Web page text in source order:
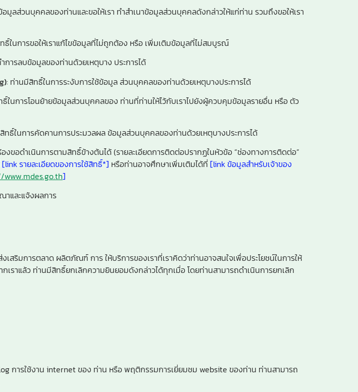
มูลส่วนบุคคลของท่านและขอให้เรา ทำสำเนาข้อมูลส่วนบุคคลดังกล่าวให้แก่ท่าน รวมถึงขอให้เรา
ธิ์ในการขอให้เราแก้ไขข้อมูลที่ไม่ถูกต้อง หรือ เพิ่มเติมข้อมูลที่ไม่สมบูรณ์
การลบข้อมูลของท่านด้วยเหตุบาง ประการได้
: ท่านมีสิทธิ์ในการระงับการใช้ข้อมูล ส่วนบุคคลของท่านด้วยเหตุบางประการได้
ในการโอนย้ายข้อมูลส่วนบุคคลของ ท่านที่ท่านให้ไว้กับเราไปยังผู้ควบคุมข้อมูลรายอื่น หรือ ตัว
ทธิ์ในการคัดคานการประมวลผล ข้อมูลส่วนบุคคลของท่านด้วยเหตุบางประการได้
ขอดำเนินการตามสิทธิ์ข้างต้นได้ (รายละเอียดการติดต่อปรากฏในหัวข้อ “ช่องทางการติดต่อ”
[link รายละเอียดของการใช้สิทธิ์*] หรือท่านอาจศึกษาเพิ่มเติมได้ที่ [link ข้อมูลสำหรับเจ้าของ
]
าและแจ้งผลการ
เสริมการตลาด ผลิตภัณฑ์ การ ให้บริการของเราที่เราคิดว่าท่านอาจสนใจเพื่อประโยชน์ในการให้
ราแล้ว ท่านมีสิทธิ์ยกเลิกความยินยอมดังกล่าวได้ทุกเมื่อ โดยท่านสามารถดำเนินการยกเลิก
การใช้งาน internet ของ ท่าน หรือ พฤติกรรมการเยี่ยมชม website ของท่าน ท่านสามารถ